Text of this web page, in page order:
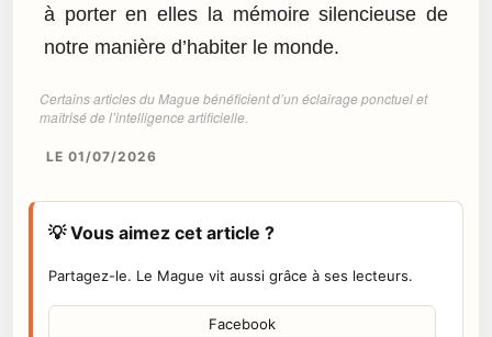
à porter en elles la mémoire silencieuse de
notre manière d’habiter le monde.
Certains articles du Mague bénéficient d’un éclairage ponctuel et
maîtrisé de l’intelligence artificielle.
LE 01/07/2026
💡 Vous aimez cet article ?
Partagez-le. Le Mague vit aussi grâce à ses lecteurs.
Facebook